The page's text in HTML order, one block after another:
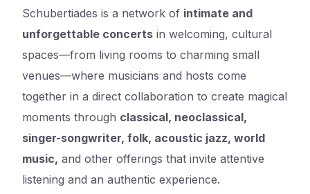
Schubertiades is a network of intimate and
unforgettable concerts in welcoming, cultural
spaces—from living rooms to charming small
venues—where musicians and hosts come
together in a direct collaboration to create magical
moments through classical, neoclassical,
singer-songwriter, folk, acoustic jazz, world
music, and other offerings that invite attentive
listening and an authentic experience.